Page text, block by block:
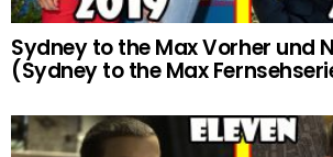
Sydney to the Max Vorher und
(Sydney to the Max